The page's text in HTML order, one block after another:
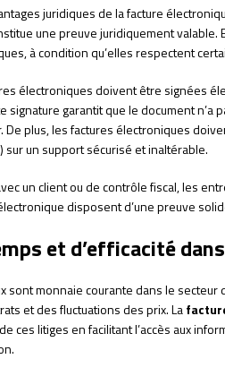
juridiques de la facture
une preuve juridiquement
à condition qu’elles respectent
électroniques doivent être signées
signature garantit que le document
De plus, les factures électroniques
sur un support sécurisé et inaltérable.
un client ou de contrôle fiscal, les
disposent d’une preuve
et d’efficacité
sont monnaie courante dans le secteur
et des fluctuations des prix. La
ces litiges en facilitant l’accès aux